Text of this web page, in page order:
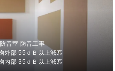
音室 防音工事
外部 55ｄＢ以上減衰
内部 35ｄＢ以上減衰